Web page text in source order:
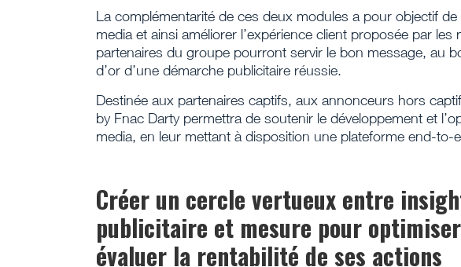
La complémentarité de ces deux modules a pour objectif
media et ainsi améliorer l’expérience client proposée par
partenaires du groupe pourront servir le bon message, au
d’or d’une démarche publicitaire réussie.
Destinée aux partenaires captifs, aux annonceurs hors
by Fnac Darty permettra de soutenir le développement et
media, en leur mettant à disposition une plateforme end-to-
Créer un cercle vertueux entre
publicitaire et mesure pour
évaluer la rentabilité de ses actions